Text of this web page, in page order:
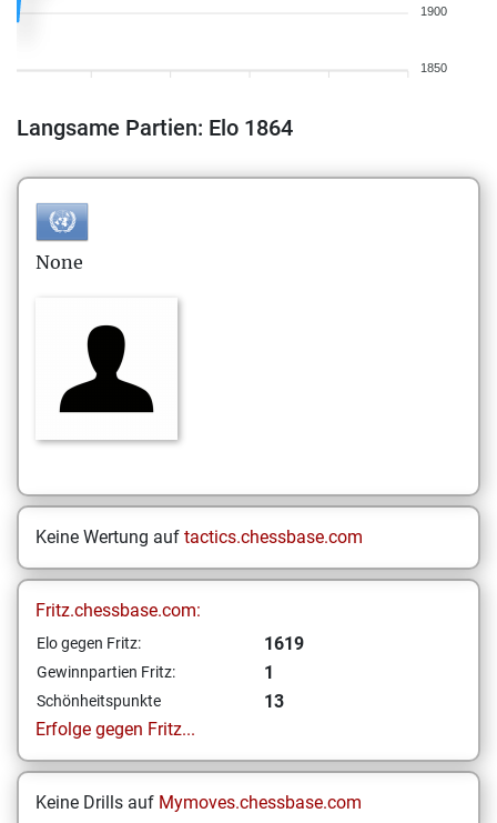
1900
1850
Langsame Partien: Elo 1864
None
Keine Wertung auf tactics.chessbase.com
Fritz.chessbase.com:
Elo gegen Fritz: 1619
Gewinnpartien Fritz: 1
Schönheitspunkte
13
Erfolge gegen Fritz...
Keine Drills auf Mymoves.chessbase.com